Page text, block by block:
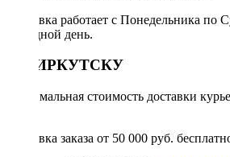
Доставка работает с Понедельника по
выходной день.
ПО ИРКУТСКУ
Минимальная стоимость доставки
Доставка заказа от 50 000 руб.